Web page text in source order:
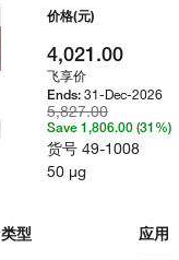
类型
应用
价格(元)
4,021.00
飞享价
Ends:31-Dec-2026
5,827.00
Save 1,806.00 (31%)
货号49-1008
50 µg